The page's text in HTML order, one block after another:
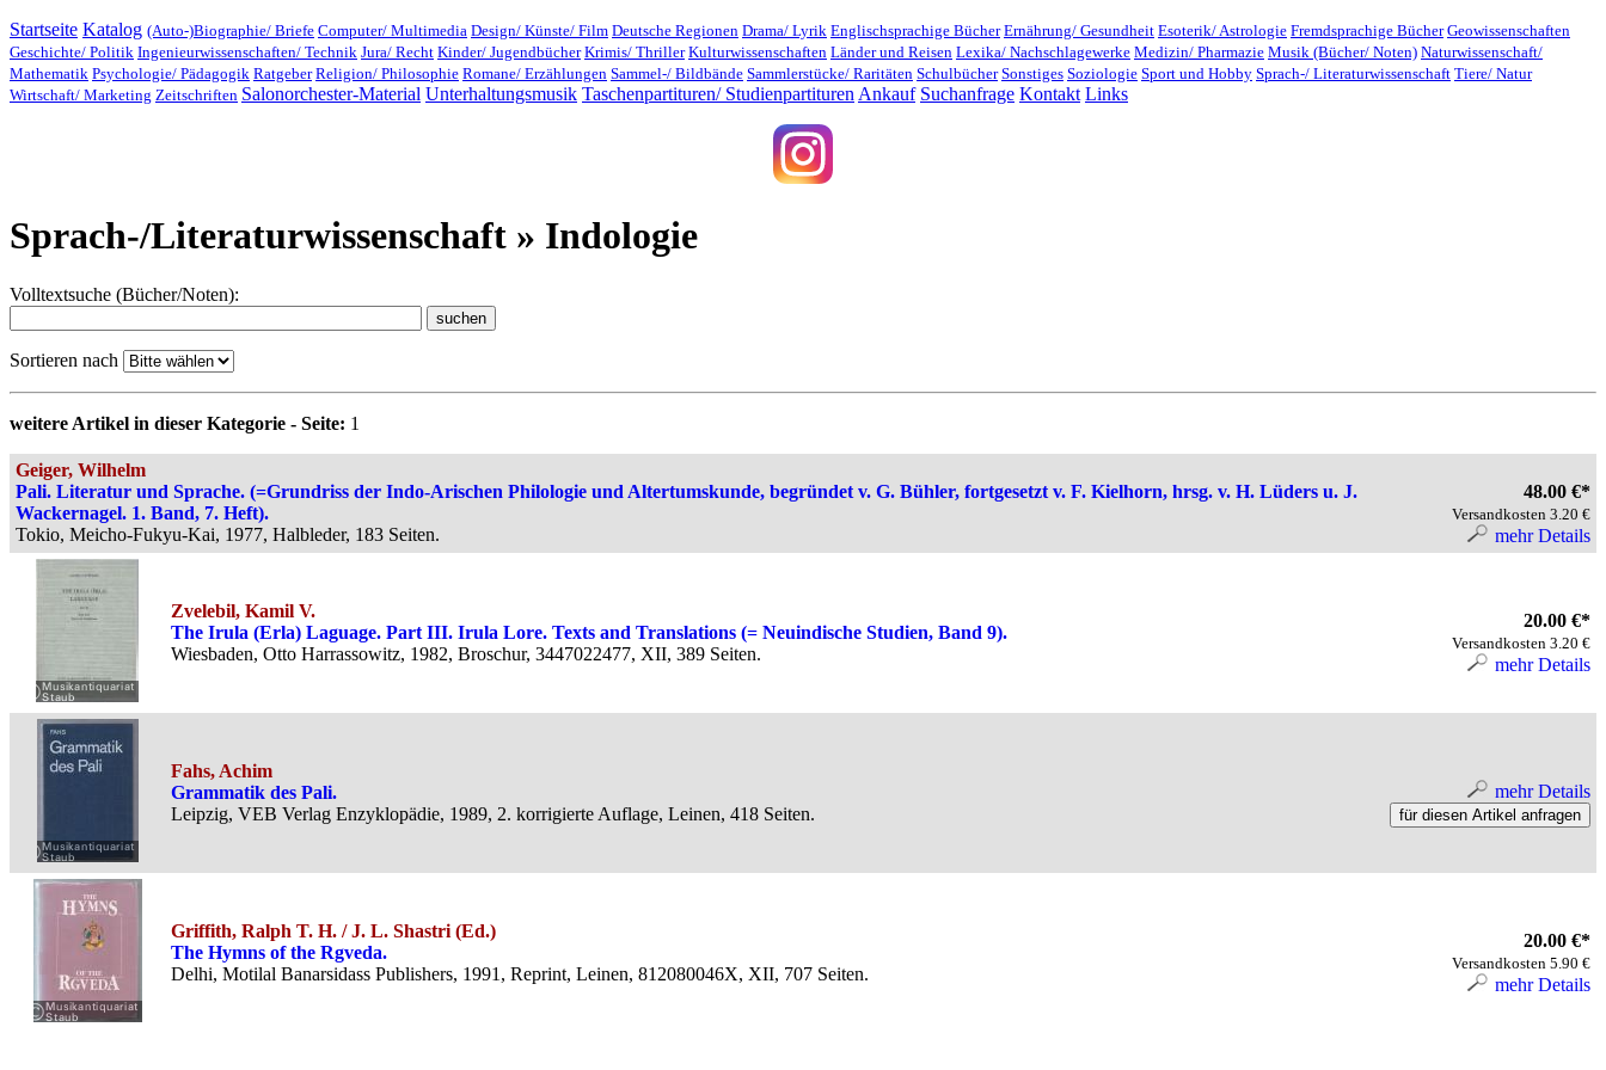
Startseite Katalog (Auto-)Biographie/ Briefe Computer/ Multimedia Design/ Künste/ Film Deutsche Regionen Drama/ Lyrik Englischsprachige Bücher Ernährung/ Gesundheit Esoterik/ Astrologie Fremdsprachige Bücher Geowissenschaften
Geschichte/ Politik Ingenieurwissenschaften/ Technik Jura/ Recht Kinder/ Jugendbücher Krimis/ Thriller Kulturwissenschaften Länder und Reisen Lexika/ Nachschlagewerke Medizin/ Pharmazie Musik (Bücher/ Noten) Naturwissenschaft/
Mathematik Psychologie/ Pädagogik Ratgeber Religion/ Philosophie Romane/ Erzählungen Sammel-/ Bildbände Sammlerstücke/ Raritäten Schulbücher Sonstiges Soziologie Sport und Hobby Sprach-/ Literaturwissenschaft Tiere/ Natur
Wirtschaft/ Marketing Zeitschriften Salonorchester-Material Unterhaltungsmusik Taschenpartituren/ Studienpartituren Ankauf Suchanfrage Kontakt Links
Sprach-/Literaturwissenschaft » Indologie
Volltextsuche (Bücher/Noten):
Sortieren nach
weitere Artikel in dieser Kategorie - Seite: 1
Geiger, Wilhelm
Pali. Literatur und Sprache. (=Grundriss der Indo-Arischen Philologie und Altertumskunde, begründet v. G. Bühler, fortgesetzt v. F. Kielhorn, hrsg. v. H. Lüders u. J.
Wackernagel. 1. Band, 7. Heft).
Tokio, Meicho-Fukyu-Kai, 1977, Halbleder, 183 Seiten.
48.00 €*
Versandkosten 3.20 €
mehr Details
Zvelebil, Kamil V.
The Irula (Erla) Laguage. Part III. Irula Lore. Texts and Translations (= Neuindische Studien, Band 9).
Wiesbaden, Otto Harrassowitz, 1982, Broschur, 3447022477, XII, 389 Seiten.
20.00 €*
Versandkosten 3.20 €
mehr Details
Fahs, Achim
Grammatik des Pali.
Leipzig, VEB Verlag Enzyklopädie, 1989, 2. korrigierte Auflage, Leinen, 418 Seiten.
mehr Details
Griffith, Ralph T. H. / J. L. Shastri (Ed.)
The Hymns of the Rgveda.
Delhi, Motilal Banarsidass Publishers, 1991, Reprint, Leinen, 812080046X, XII, 707 Seiten.
20.00 €*
Versandkosten 5.90 €
mehr Details